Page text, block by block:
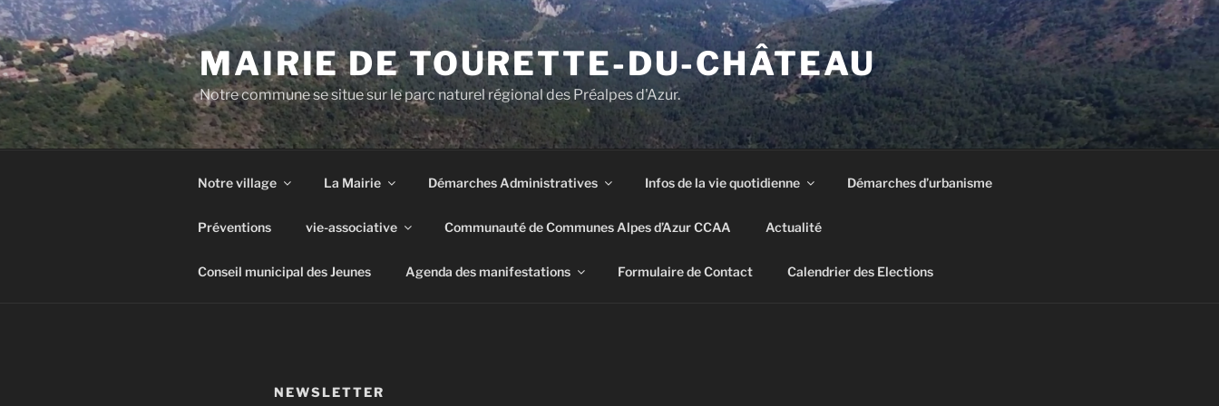
Aller
au
contenu
principal
MAIRIE DE TOURETTE-DU-CHÂTEAU
Notre commune se situe sur le parc naturel régional des Préalpes d'Azur.
Notre village La Mairie Démarches Administratives Infos de la vie quotidienne Démarches d’urbanisme
Préventions vie-associative Communauté de Communes Alpes d’Azur CCAA Actualité
Conseil municipal des Jeunes Agenda des manifestations Formulaire de Contact Calendrier des Elections
NEWSLETTER